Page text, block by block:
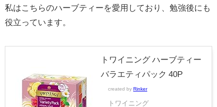
私はこちらのハーブティーを愛用しており、勉強後にも
役立っています。
トワイニング ハーブティー
バラエティパック 40P
created by Rinker
トワイニング